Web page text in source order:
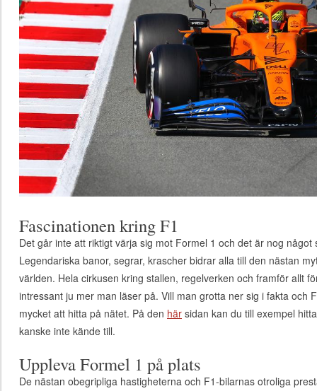
Fascinationen kring F1
Det går inte att riktigt värja sig mot Formel 1 och det är nog något
Legendariska banor, segrar, krascher bidrar alla till den nästan
världen. Hela cirkusen kring stallen, regelverken och framför allt
intressant ju mer man läser på. Vill man grotta ner sig i fakta och
mycket att hitta på nätet. På den här sidan kan du till exempel
kanske inte kände till.
Uppleva Formel 1 på plats
De nästan obegripliga hastigheterna och F1-bilarnas otroliga